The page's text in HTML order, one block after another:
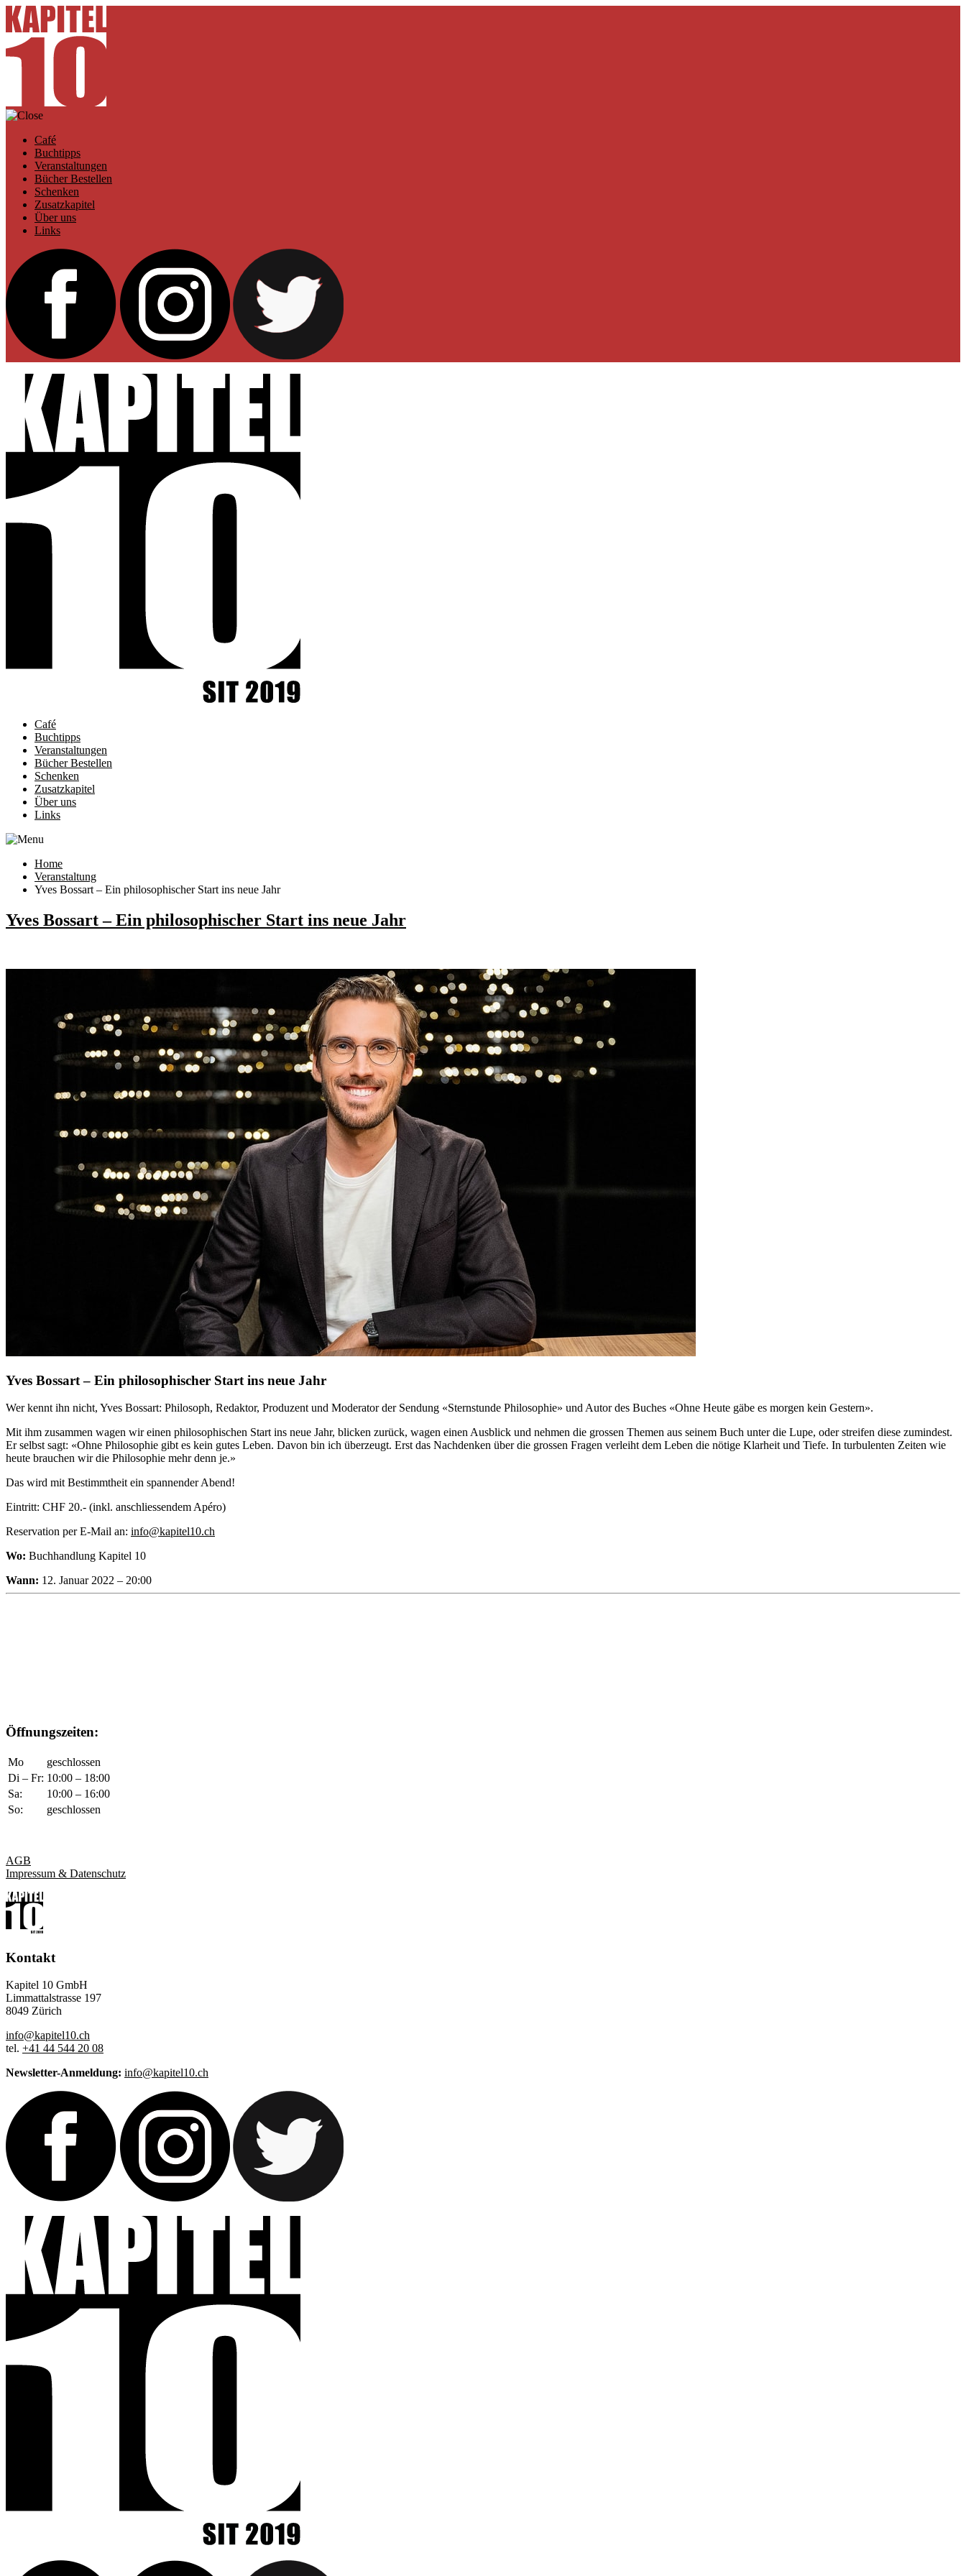
Café
Buchtipps
Veranstaltungen
Bücher Bestellen
Schenken
Zusatzkapitel
Über uns
Links
Café
Buchtipps
Veranstaltungen
Bücher Bestellen
Schenken
Zusatzkapitel
Über uns
Links
Home
Veranstaltung
Yves Bossart – Ein philosophischer Start ins neue Jahr
Yves Bossart – Ein philosophischer Start ins neue Jahr
Yves Bossart – Ein philosophischer Start ins neue Jahr
Wer kennt ihn nicht, Yves Bossart: Philosoph, Redaktor, Produzent und Moderator der Sendung «Sternstunde Philosophie» und Autor des Buches «Ohne Heute gäbe es morgen kein Gestern».
Mit ihm zusammen wagen wir einen philosophischen Start ins neue Jahr, blicken zurück, wagen einen Ausblick und nehmen die grossen Themen aus seinem Buch unter die Lupe, oder streifen diese zumindest.
Er selbst sagt: «Ohne Philosophie gibt es kein gutes Leben. Davon bin ich überzeugt. Erst das Nachdenken über die grossen Fragen verleiht dem Leben die nötige Klarheit und Tiefe. In turbulenten Zeiten wie
heute brauchen wir die Philosophie mehr denn je.»
Das wird mit Bestimmtheit ein spannender Abend!
Eintritt: CHF 20.- (inkl. anschliessendem Apéro)
Reservation per E-Mail an: info@kapitel10.ch
Wo: Buchhandlung Kapitel 10
Wann: 12. Januar 2022 – 20:00
Öffnungszeiten:
Mo
geschlossen
Di – Fr: 10:00 – 18:00
Sa:
10:00 – 16:00
So:
geschlossen
AGB
Impressum & Datenschutz
Kontakt
Kapitel 10 GmbH
Limmattalstrasse 197
8049 Zürich
info@kapitel10.ch
tel. +41 44 544 20 08
Newsletter-Anmeldung: info@kapitel10.ch